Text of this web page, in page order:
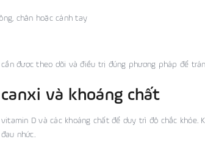
chân hoặc cánh tay
được theo dõi và điều trị đúng phương pháp để
và khoáng chất
vitamin D và các khoáng chất để duy trì độ chắc
nhức.